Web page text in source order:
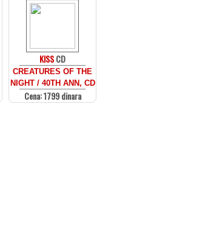
KISSCD
CREATURES OF THE
NIGHT / 40TH ANN, CD
Cena: 1799 dinara